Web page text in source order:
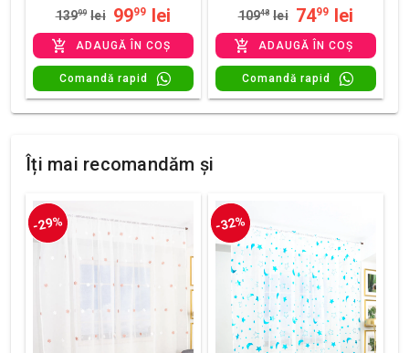
13999 lei 9999 lei
ADAUGĂ ÎN COȘ
Comandă rapid
10948 lei 7499 lei
ADAUGĂ ÎN COȘ
Comandă rapid
Îți mai recomandăm și
-29% -32%